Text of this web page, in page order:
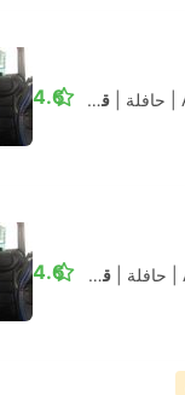
حافلة قياسي مكيف 4.6
حافلة قياسي مكيف 4.6